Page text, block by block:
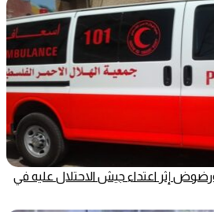
إثر اعتداء جيش الاحتلال عليه في